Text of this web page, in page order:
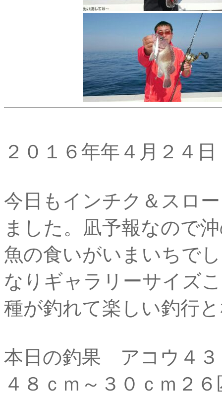
２０１６年年４月２４
今日もインチク＆スロ
ました。凪予報なので
魚の食いがいまいちで
なりギャラリーサイズ
種が釣れて楽しい釣行
本日の釣果 アコウ４
４８ｃｍ～３０ｃｍ２